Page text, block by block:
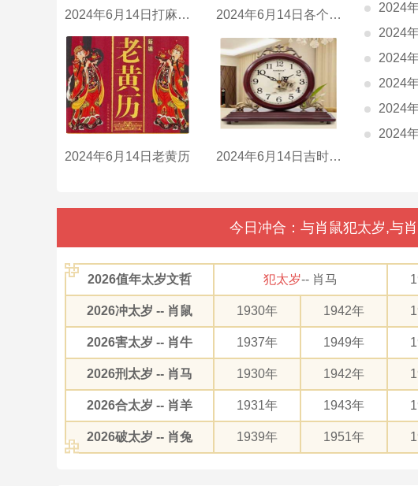
2024年6月14日打麻将财神方位 2024年6月14日各个时辰财喜神方位
2024年6月14日老黄历 2024年6月14日吉时是什么时辰？
2024
2024
2024
2024
2024
2024
今日冲合：与肖鼠犯太岁,与
2026值年太岁文哲 犯太岁-- 肖马
2026冲太岁 -- 肖鼠 1930年 1942年
2026害太岁 -- 肖牛 1937年 1949年
2026刑太岁 -- 肖马 1930年 1942年
2026合太岁 -- 肖羊 1931年 1943年
2026破太岁 -- 肖兔 1939年 1951年